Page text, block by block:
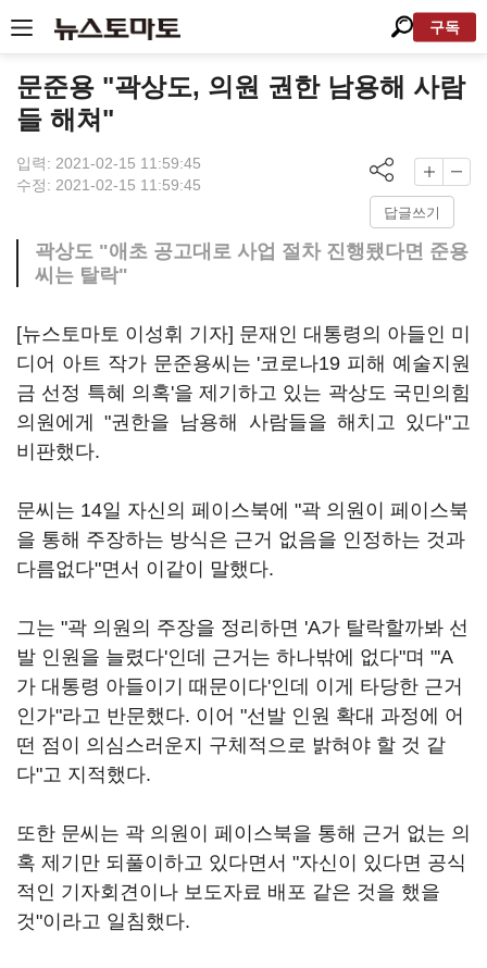
구독
문준용 "곽상도, 의원 권한 남용해 사람
들 해쳐"
입력: 2021-02-15 11:59:45
수정: 2021-02-15 11:59:45
답글쓰기
곽상도 "애초 공고대로 사업 절차 진행됐다면 준용
씨는 탈락"
[뉴스토마토 이성휘 기자] 문재인 대통령의 아들인 미
디어 아트 작가 문준용씨는 '코로나19 피해 예술지원
금 선정 특혜 의혹'을 제기하고 있는 곽상도 국민의힘
의원에게 "권한을 남용해 사람들을 해치고 있다"고
비판했다.
문씨는 14일 자신의 페이스북에 "곽 의원이 페이스북
을 통해 주장하는 방식은 근거 없음을 인정하는 것과
다름없다"면서 이같이 말했다.
그는 "곽 의원의 주장을 정리하면 'A가 탈락할까봐 선
발 인원을 늘렸다'인데 근거는 하나밖에 없다"며 "'A
가 대통령 아들이기 때문이다'인데 이게 타당한 근거
인가"라고 반문했다. 이어 "선발 인원 확대 과정에 어
떤 점이 의심스러운지 구체적으로 밝혀야 할 것 같
다"고 지적했다.
또한 문씨는 곽 의원이 페이스북을 통해 근거 없는 의
혹 제기만 되풀이하고 있다면서 "자신이 있다면 공식
적인 기자회견이나 보도자료 배포 같은 것을 했을
것"이라고 일침했다.